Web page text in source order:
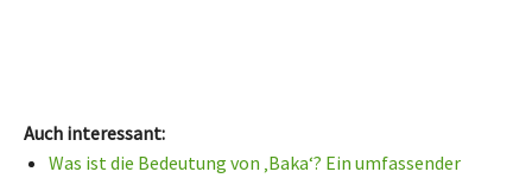
Auch interessant:
Was ist die Bedeutung von ‚Baka‘? Ein umfassender